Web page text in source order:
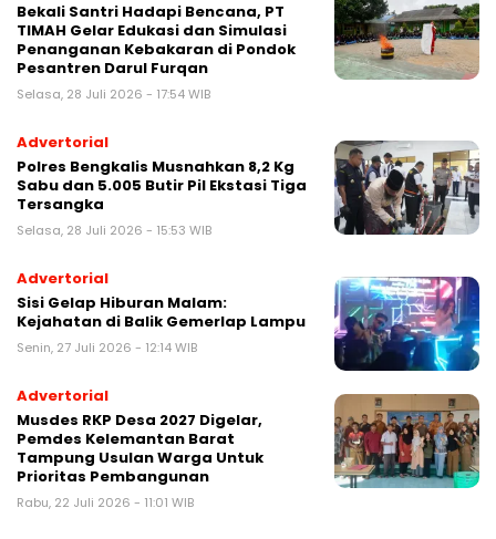
Bekali Santri Hadapi Bencana, PT
TIMAH Gelar Edukasi dan Simulasi
Penanganan Kebakaran di Pondok
Pesantren Darul Furqan
Selasa, 28 Juli 2026 - 17:54 WIB
Advertorial
Polres Bengkalis Musnahkan 8,2 Kg
Sabu dan 5.005 Butir Pil Ekstasi Tiga
Tersangka
Selasa, 28 Juli 2026 - 15:53 WIB
Advertorial
Sisi Gelap Hiburan Malam:
Kejahatan di Balik Gemerlap Lampu
Senin, 27 Juli 2026 - 12:14 WIB
Advertorial
Musdes RKP Desa 2027 Digelar,
Pemdes Kelemantan Barat
Tampung Usulan Warga Untuk
Prioritas Pembangunan
Rabu, 22 Juli 2026 - 11:01 WIB